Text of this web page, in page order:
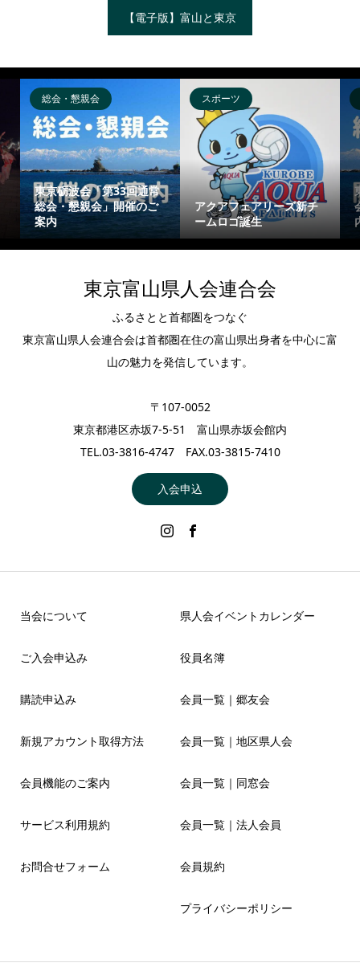
【電子版】富山と東京
総会・懇親会
東京砺波会「第33回通常
総会・懇親会」開催のご
案内
スポーツ
アクアフェアリーズ新チ
ームロゴ誕生
東京富山県人会連合会
ふるさとと首都圏をつなぐ
東京富山県人会連合会は首都圏在住の富山県出身者を中心に富
山の魅力を発信しています。
〒107-0052
東京都港区赤坂7-5-51 富山県赤坂会館内
TEL.03-3816-4747 FAX.03-3815-7410
入会申込
当会について
ご入会申込み
購読申込み
新規アカウント取得方法
会員機能のご案内
サービス利用規約
お問合せフォーム
県人会イベントカレンダー
役員名簿
会員一覧｜郷友会
会員一覧｜地区県人会
会員一覧｜同窓会
会員一覧｜法人会員
会員規約
プライバシーポリシー